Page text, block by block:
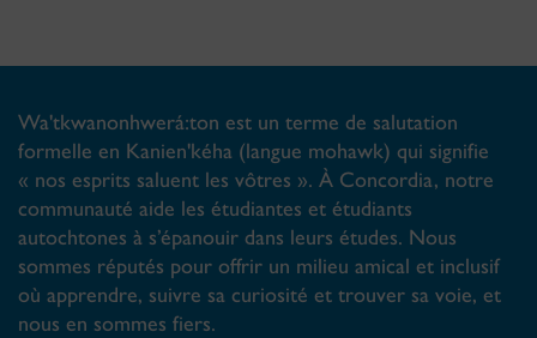
Wa'tkwanonhwerá:ton est un terme de salutation
formelle en Kanien'kéha (langue mohawk) qui signifie
« nos esprits saluent les vôtres ». À Concordia, notre
communauté aide les étudiantes et étudiants
autochtones à s’épanouir dans leurs études. Nous
sommes réputés pour offrir un milieu amical et inclusif
où apprendre, suivre sa curiosité et trouver sa voie, et
nous en sommes fiers.